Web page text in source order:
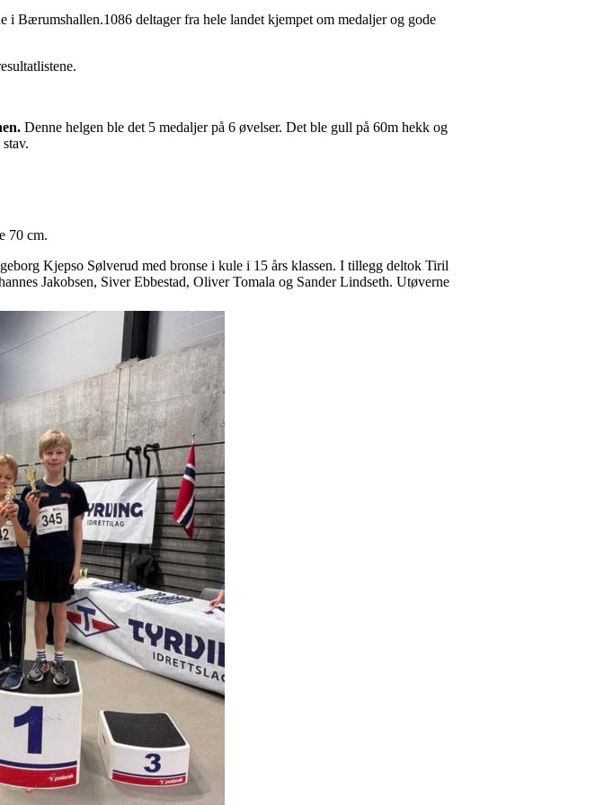
i Bærumshallen.1086 deltager fra hele landet kjempet om medaljer og gode
Denne helgen ble det 5 medaljer på 6 øvelser. Det ble gull på 60m hekk og
70 cm.
Kjepso Sølverud med bronse i kule i 15 års klassen. I tillegg deltok Tiril
Jakobsen, Siver Ebbestad, Oliver Tomala og Sander Lindseth. Utøverne